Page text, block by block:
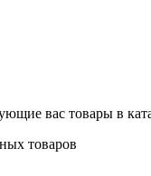
вас товары в
товаров